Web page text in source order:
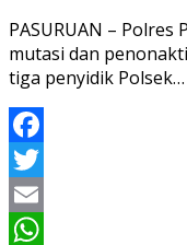
PASURUAN –
mutasi dan
tiga penyidik Polsek…
Facebook
Twitter
Email